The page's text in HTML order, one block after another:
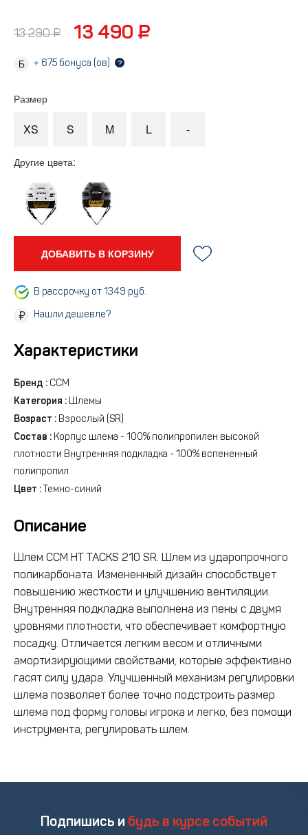
13 290 ₽ 13 490 ₽
+ 675 бонуса (ов) ?
Размер
XS S M L -
Другие цвета:
ДОБАВИТЬ В КОРЗИНУ
В рассрочку от 1349 руб.
Нашли дешевле?
Характеристики
Бренд : CCM
Категория : Шлемы
Возраст : Взрослый (SR)
Состав : Корпус шлема - 100% полипропилен высокой
плотности Внутренняя подкладка - 100% вспененный
полипропил
Цвет : Темно-синий
Описание
Шлем CCM HT TACKS 210 SR. Шлем из ударопрочного
поликарбоната. Измененный дизайн способствует
повышению жесткости и улучшению вентиляции.
Внутренняя подкладка выполнена из пены с двумя
уровнями плотности, что обеспечивает комфортную
посадку. Отличается легким весом и отличными
амортизирующими свойствами, которые эффективно
гасят силу удара. Улучшенный механизм регулировки
шлема позволяет более точно подстроить размер
шлема под форму головы игрока и легко, без помощи
инструмента, регулировать шлем.
Подпишись и будь в курсе событий